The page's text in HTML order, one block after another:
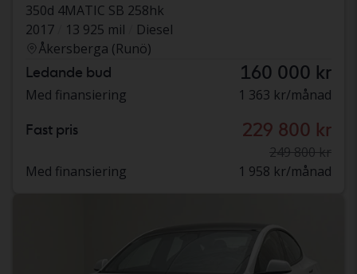
350d 4MATIC SB 258hk
2017
13 925 mil
Diesel
Åkersberga (Runö)
Ledande bud 160 000 kr
Med finansiering 1 363 kr/månad
Fast pris 229 800 kr
249 800 kr
Med finansiering
1 958 kr/månad